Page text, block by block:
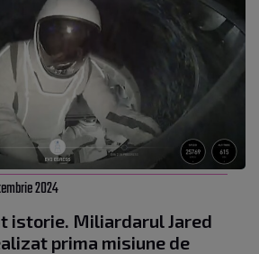
2024
istorie. Miliardarul Jared
prima misiune de